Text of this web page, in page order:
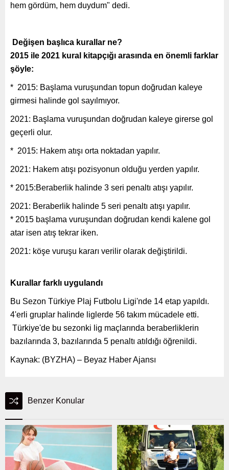
hem gördüm, hem duydum" dedi.
Değişen başlıca kurallar ne?
2015 ile 2021 kural kitapçığı arasında en önemli farklar
şöyle:
* 2015: Başlama vuruşundan topun doğrudan kaleye
girmesi halinde gol sayılmıyor.
2021: Başlama vuruşundan doğrudan kaleye girerse gol
geçerli olur.
* 2015: Hakem atışı orta noktadan yapılır.
2021: Hakem atışı pozisyonun olduğu yerden yapılır.
* 2015:Beraberlik halinde 3 seri penaltı atışı yapılır.
2021: Beraberlik halinde 5 seri penaltı atışı yapılır.
* 2015 başlama vuruşundan doğrudan kendi kalene gol
atar isen atış tekrar iken.
2021: köşe vuruşu kararı verilir olarak değiştirildi.
Kurallar farklı uygulandı
Bu Sezon Türkiye Plaj Futbolu Ligi'nde 14 etap yapıldı.
4'erli gruplar halinde liglerde 56 takım mücadele etti.
Türkiye'de bu sezonki lig maçlarında beraberliklerin
bazılarında 3, bazılarında 5 penaltı atıldığı öğrenildi.
Kaynak: (BYZHA) – Beyaz Haber Ajansı
Benzer Konular